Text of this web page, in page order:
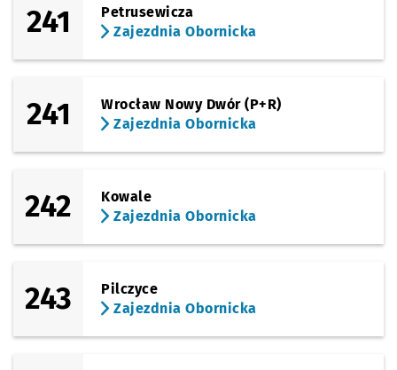
241
Petrusewicza
Zajezdnia Obornicka
241
Wrocław Nowy Dwór (P+R)
Zajezdnia Obornicka
242
Kowale
Zajezdnia Obornicka
243
Pilczyce
Zajezdnia Obornicka